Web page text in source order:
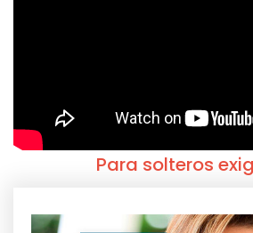
Para solteros